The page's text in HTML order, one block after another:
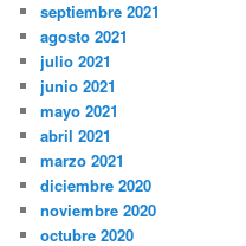
septiembre 2021
agosto 2021
julio 2021
junio 2021
mayo 2021
abril 2021
marzo 2021
diciembre 2020
noviembre 2020
octubre 2020